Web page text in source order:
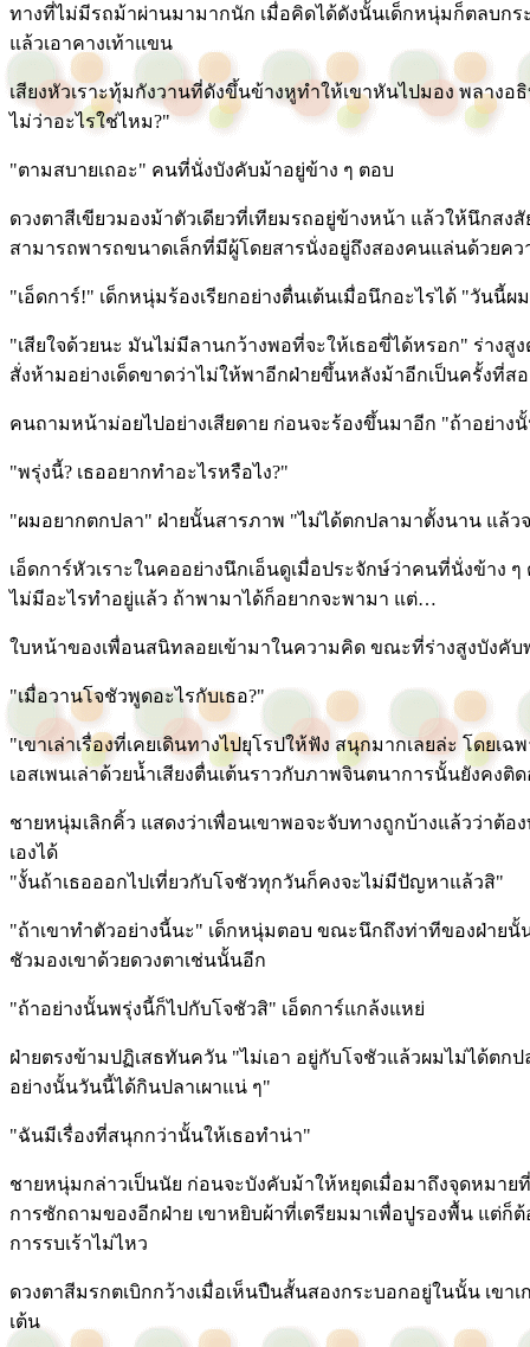
ทางที่ไม่มีรถม้าผ่านมามากนัก เมื่อคิดได้ดังนั้นเด็กหนุ่มก็ตลบกร
แล้วเอาคางเท้าแขน
เสียงหัวเราะทุ้มกังวานที่ดังขึ้นข้างหูทำให้เขาหันไปมอง พลาง
ไม่ว่าอะไรใช่ไหม?"
"ตามสบายเถอะ" คนที่นั่งบังคับม้าอยู่ข้าง ๆ ตอบ
ดวงตาสีเขียวมองม้าตัวเดียวที่เทียมรถอยู่ข้างหน้า แล้วให้นึกส
สามารถพารถขนาดเล็กที่มีผู้โดยสารนั่งอยู่ถึงสองคนแล่นด้วยคว
"เอ็ดการ์!" เด็กหนุ่มร้องเรียกอย่างตื่นเต้นเมื่อนึกอะไรได้ "วันนี้ผ
"เสียใจด้วยนะ มันไม่มีลานกว้างพอที่จะให้เธอขี่ได้หรอก" ร่างสู
สั่งห้ามอย่างเด็ดขาดว่าไม่ให้พาอีกฝ่ายขึ้นหลังม้าอีกเป็นครั้งที่ส
คนถามหน้าม่อยไปอย่างเสียดาย ก่อนจะร้องขึ้นมาอีก "ถ้าอย่าง
"พรุ่งนี้? เธออยากทำอะไรหรือไง?"
"ผมอยากตกปลา" ฝ่ายนั้นสารภาพ "ไม่ได้ตกปลามาตั้งนาน แล้
เอ็ดการ์หัวเราะในคออย่างนึกเอ็นดูเมื่อประจักษ์ว่าคนที่นั่งข้าง
ไม่มีอะไรทำอยู่แล้ว ถ้าพามาได้ก็อยากจะพามา แต่…
ใบหน้าของเพื่อนสนิทลอยเข้ามาในความคิด ขณะที่ร่างสูงบังคั
"เมื่อวานโจชัวพูดอะไรกับเธอ?"
"เขาเล่าเรื่องที่เคยเดินทางไปยุโรปให้ฟัง สนุกมากเลยล่ะ โดย
เอสเพนเล่าด้วยน้ำเสียงตื่นเต้นราวกับภาพจินตนาการนั้นยังคงติ
ชายหนุ่มเลิกคิ้ว แสดงว่าเพื่อนเขาพอจะจับทางถูกบ้างแล้วว่าต้อ
เองได้
"งั้นถ้าเธอออกไปเที่ยวกับโจชัวทุกวันก็คงจะไม่มีปัญหาแล้วสิ"
"ถ้าเขาทำตัวอย่างนี้นะ" เด็กหนุ่มตอบ ขณะนึกถึงท่าทีของฝ่ายนั้
ชัวมองเขาด้วยดวงตาเช่นนั้นอีก
"ถ้าอย่างนั้นพรุ่งนี้ก็ไปกับโจชัวสิ" เอ็ดการ์แกล้งแหย่
ฝ่ายตรงข้ามปฏิเสธทันควัน "ไม่เอา อยู่กับโจชัวแล้วผมไม่ได้ตก
อย่างนั้นวันนี้ได้กินปลาเผาแน่ ๆ"
"ฉันมีเรื่องที่สนุกกว่านั้นให้เธอทำน่า"
ชายหนุ่มกล่าวเป็นนัย ก่อนจะบังคับม้าให้หยุดเมื่อมาถึงจุดหมาย
การซักถามของอีกฝ่าย เขาหยิบผ้าที่เตรียมมาเพื่อปูรองพื้น แต่ก็
การรบเร้าไม่ไหว
ดวงตาสีมรกตเบิกกว้างเมื่อเห็นปืนสั้นสองกระบอกอยู่ในนั้น เขา
เต้น